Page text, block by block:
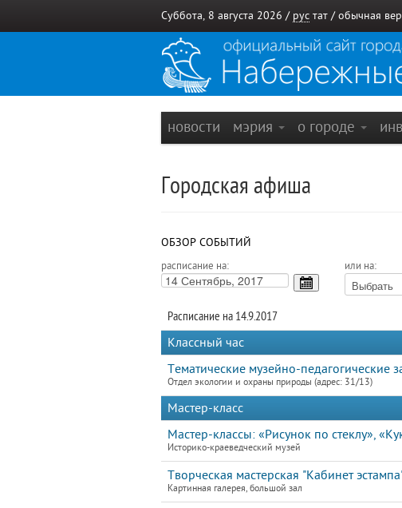
Суббота, 8 августа 2026 / рус тат / обычная
новости мэрия о городе
Городская афиша
ОБЗОР СОБЫТИЙ
расписание на: или на:
Расписание на 14.9.2017
Классный час
Тематические музейно-педагогические
Отдел экологии и охраны природы (адрес: 31/13)
Мастер-класс
Мастер-классы: «Рисунок по стеклу»,
Историко-краеведческий музей
Творческая мастерская "Кабинет
Картинная галерея, большой зал